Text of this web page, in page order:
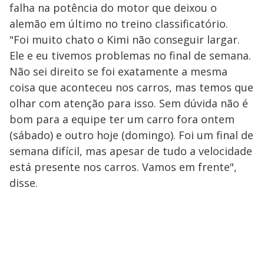
falha na potência do motor que deixou o
alemão em último no treino classificatório.
"Foi muito chato o Kimi não conseguir largar.
Ele e eu tivemos problemas no final de semana.
Não sei direito se foi exatamente a mesma
coisa que aconteceu nos carros, mas temos que
olhar com atenção para isso. Sem dúvida não é
bom para a equipe ter um carro fora ontem
(sábado) e outro hoje (domingo). Foi um final de
semana difícil, mas apesar de tudo a velocidade
está presente nos carros. Vamos em frente",
disse.